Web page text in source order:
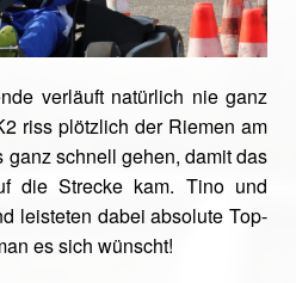
verläuft natürlich nie ganz
riss plötzlich der Riemen am
ganz schnell gehen, damit das
die Strecke kam. Tino und
leisteten dabei absolute Top-
es sich wünscht!